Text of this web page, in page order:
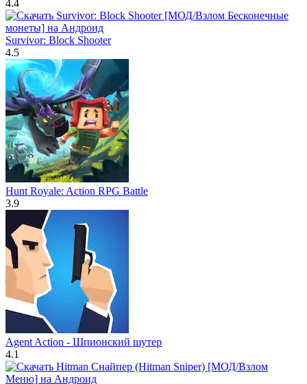
4.4
Survivor: Block Shooter
4.5
Hunt Royale: Action RPG Battle
3.9
Agent Action - Шпионский шутер
4.1